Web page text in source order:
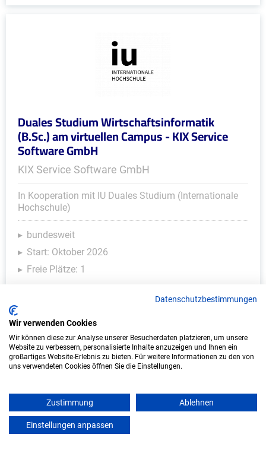
Duales Studium Wirtschaftsinformatik
(B.Sc.) am virtuellen Campus - KIX Service
Software GmbH
KIX Service Software GmbH
In Kooperation mit IU Duales Studium (Internationale
Hochschule)
bundesweit
Start: Oktober 2026
Freie Plätze: 1
Duales Studium Informatik (B.Sc.) am
virtuellen Campus - ASSMANN Electronic
GmbH
Datenschutzbestimmungen
Wir verwenden Cookies
Wir können diese zur Analyse unserer Besucherdaten platzieren, um unsere
Website zu verbessern, personalisierte Inhalte anzuzeigen und Ihnen ein
großartiges Website-Erlebnis zu bieten. Für weitere Informationen zu den von
uns verwendeten Cookies öffnen Sie die Einstellungen.
Zustimmung Ablehnen
Einstellungen anpassen